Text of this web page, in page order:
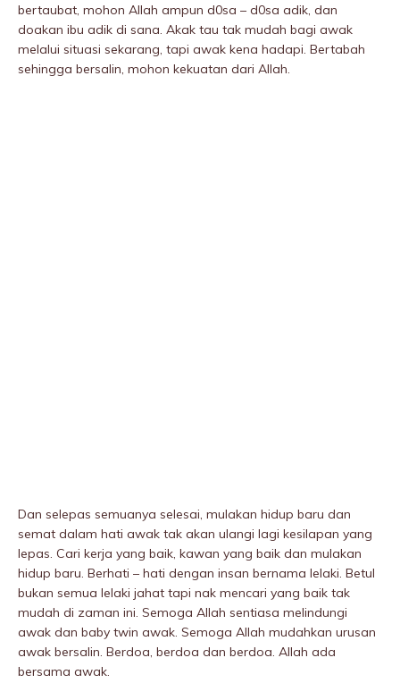
bertaubat, mohon Allah ampun d0sa – d0sa adik, dan
doakan ibu adik di sana. Akak tau tak mudah bagi awak
melalui situasi sekarang, tapi awak kena hadapi. Bertabah
sehingga bersalin, mohon kekuatan dari Allah.
Dan selepas semuanya selesai, mulakan hidup baru dan
semat dalam hati awak tak akan ulangi lagi kesilapan yang
lepas. Cari kerja yang baik, kawan yang baik dan mulakan
hidup baru. Berhati – hati dengan insan bernama lelaki. Betul
bukan semua lelaki jahat tapi nak mencari yang baik tak
mudah di zaman ini. Semoga Allah sentiasa meIindungi
awak dan baby twin awak. Semoga Allah mudahkan urusan
awak bersalin. Berdoa, berdoa dan berdoa. Allah ada
bersama awak.